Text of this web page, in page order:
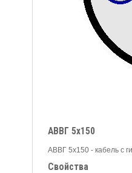
АВВГ 5х150
АВВГ 5х150 - кабель с
Свойства